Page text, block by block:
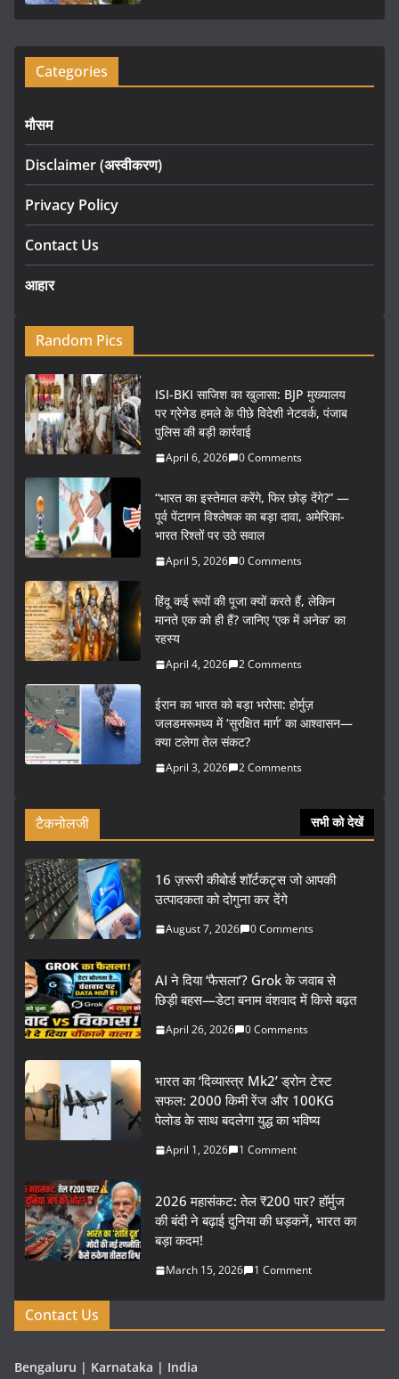
Categories
मौसम
Disclaimer (अस्वीकरण)
Privacy Policy
Contact Us
आहार
Random Pics
ISI-BKI साजिश का खुलासा: BJP मुख्यालय
पर ग्रेनेड हमले के पीछे विदेशी नेटवर्क, पंजाब
पुलिस की बड़ी कार्रवाई
April 6, 2026 0 Comments
“भारत का इस्तेमाल करेंगे, फिर छोड़ देंगे?” —
पूर्व पेंटागन विश्लेषक का बड़ा दावा, अमेरिका-
भारत रिश्तों पर उठे सवाल
April 5, 2026 0 Comments
हिंदू कई रूपों की पूजा क्यों करते हैं, लेकिन
मानते एक को ही हैं? जानिए ‘एक में अनेक’ का
रहस्य
April 4, 2026 2 Comments
ईरान का भारत को बड़ा भरोसा: होर्मुज़
जलडमरूमध्य में ‘सुरक्षित मार्ग’ का आश्वासन—
क्या टलेगा तेल संकट?
April 3, 2026 2 Comments
टैकनोलजी सभी को देखें
16 ज़रूरी कीबोर्ड शॉर्टकट्स जो आपकी
उत्पादकता को दोगुना कर देंगे
August 7, 2026 0 Comments
AI ने दिया ‘फैसला’? Grok के जवाब से
छिड़ी बहस—डेटा बनाम वंशवाद में किसे बढ़त
April 26, 2026 0 Comments
भारत का ‘दिव्यास्त्र Mk2’ ड्रोन टेस्ट
सफल: 2000 किमी रेंज और 100KG
पेलोड के साथ बदलेगा युद्ध का भविष्य
April 1, 2026 1 Comment
2026 महासंकट: तेल ₹200 पार? हॉर्मुज
की बंदी ने बढ़ाई दुनिया की धड़कनें, भारत का
बड़ा कदम!
March 15, 2026 1 Comment
Contact Us
Bengaluru | Karnataka | India